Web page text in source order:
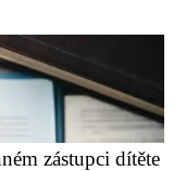
zástupci dítěte